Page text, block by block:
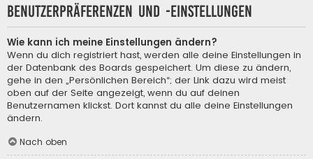
Benutzerpräferenzen und -einstellungen
Wie kann ich meine Einstellungen ändern?
Wenn du dich registriert hast, werden alle deine Einstellungen in
der Datenbank des Boards gespeichert. Um diese zu ändern,
gehe in den „Persönlichen Bereich“; der Link dazu wird meist
oben auf der Seite angezeigt, wenn du auf deinen
Benutzernamen klickst. Dort kannst du alle deine Einstellungen
ändern.
Nach oben